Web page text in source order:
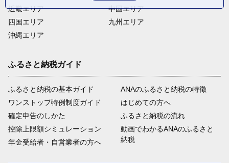
近畿エリア
四国エリア
沖縄エリア
中国エリア
九州エリア
ふるさと納税ガイド
ふるさと納税の基本ガイド
ワンストップ特例制度ガイド
確定申告のしかた
控除上限額シミュレーション
年金受給者・自営業者の方へ
ANAのふるさと納税の特徴
はじめての方へ
ふるさと納税の流れ
動画でわかるANAのふるさと
納税